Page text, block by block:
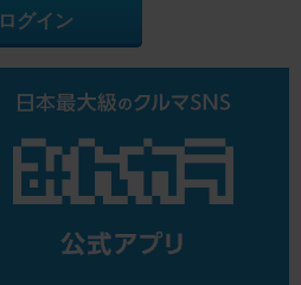
ログイン